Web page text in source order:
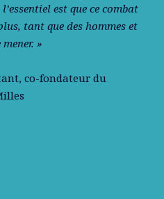
est que ce combat
tant que des hommes et
»
co-fondateur du